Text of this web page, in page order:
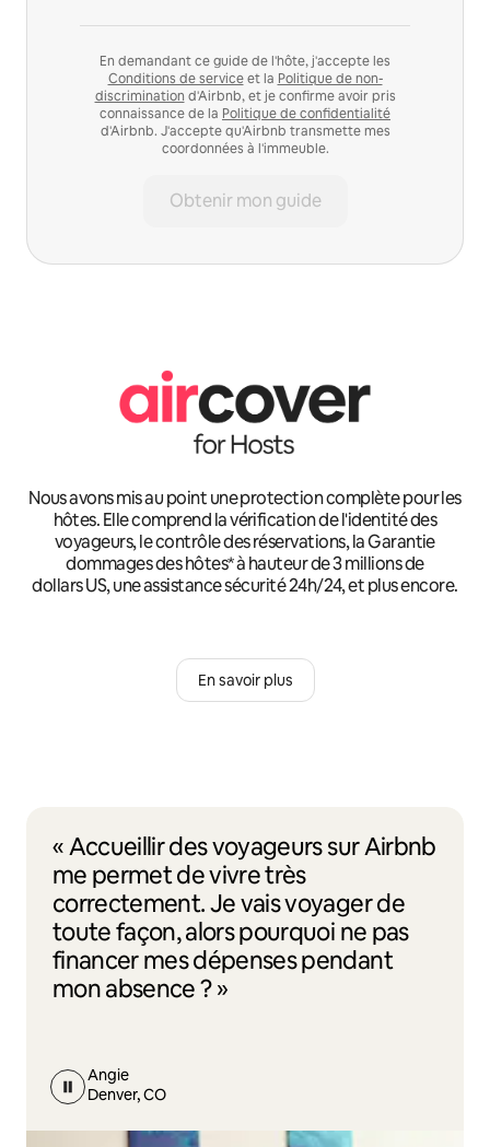
En demandant ce guide de l'hôte, j'accepte les
Conditions de serviceet la Politique de non-
discrimination d'Airbnb, et je confirme avoir pris
connaissance de la Politique de confidentialité
d'Airbnb. J'accepte qu'Airbnb transmette mes
coordonnées à l'immeuble.
Obtenir mon guide
Nous avons mis au point une protection complète pour les
hôtes. Elle comprend la vérification de l'identité des
voyageurs, le contrôle des réservations, la Garantie
dommages des hôtes* à hauteur de 3 millions de
dollars US, une assistance sécurité 24h/24, et plus encore.
En savoir plus
« Accueillir des voyageurs sur Airbnb
me permet de vivre très
correctement. Je vais voyager de
toute façon, alors pourquoi ne pas
financer mes dépenses pendant
mon absence ? »
Angie
Denver, CO